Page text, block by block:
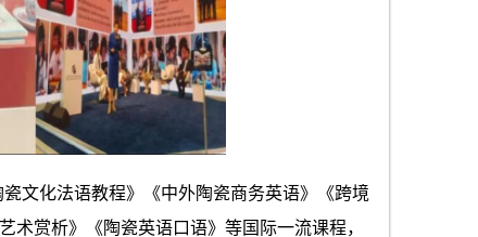
文化法语教程》《中外陶瓷商务英语》《跨境
术赏析》《陶瓷英语口语》等国际一流课程，